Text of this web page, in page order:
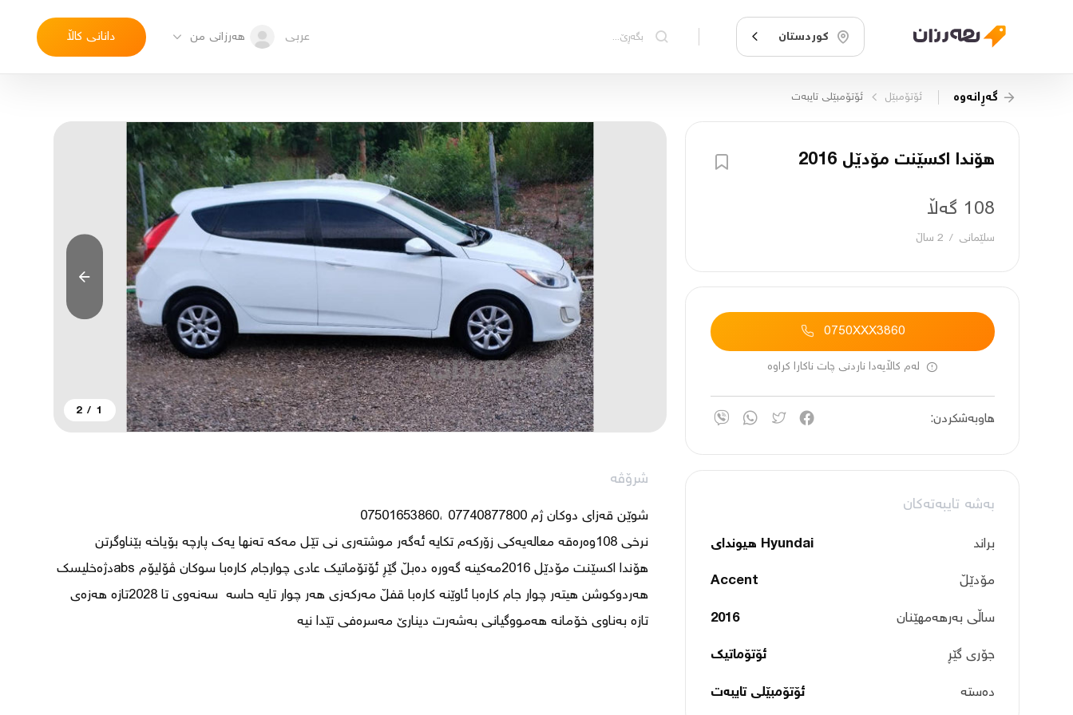
کوردستان عربی هەرزانی من دانانی کاڵا
گەڕانەوە ئۆتۆمبێل ئۆتۆمبێلی تایبه‌ت
هۆندا اکسێنت مۆدێل 2016
108 گەڵا
سلێمانی / 2 ساڵ
0750XXX3860
لەم کاڵایەدا ناردنی چات ناکارا کراوە
هاوبەشکردن:
بەشە تایبەتەکان
براند
Hyundai هیوندای
مۆدێڵ
Accent
ساڵی بەرهەمهێنان
2016
جۆری گێڕ
ئۆتۆماتیک
دەستە
ئۆتۆمبێلی تایبه‌ت
1
/
2
شرۆڤە
نرخی 108وەرەقە معالەیەکی زۆرکەم تکایە ئەگەر موشتەری نی تێل مەکە تەنها یەک پارچە بۆیاخە بێناوگرتن
هۆندا اکسێنت مۆدێل 2016مەکینە گەورە دەبڵ گێڕ ئۆتۆماتیک عادی چوارجام کارەبا سوکان ڤۆلیۆم absدژەخلیسک
هەردوکوشن هیتەر چوار جام کارەبا ئاوێنە کارەبا قفڵ مەرکەزی هەر چوار تایە حاسە  سەنەوی تا 2028تازە هەزەی
تازە بەناوی خۆمانە هەمووگیانی بەشەرت دینارێ مەسرەفی تێدا نیە